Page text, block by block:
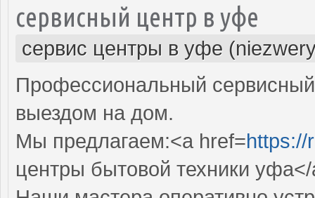
сервисный центр в уфе
сервис центры в уфе
Профессиональный
выездом на дом.
Мы предлагаем:<a href=https://
центры бытовой техники